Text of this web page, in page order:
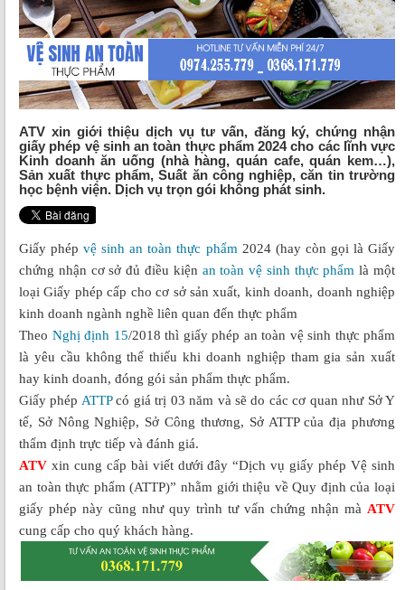
ATV xin giới thiệu dịch vụ tư vấn, đăng ký, chứng nhận
giấy phép vệ sinh an toàn thực phẩm 2024 cho các lĩnh vực
Kinh doanh ăn uống (nhà hàng, quán cafe, quán kem…),
Sản xuất thực phẩm, Suất ăn công nghiệp, căn tin trường
học bệnh viện. Dịch vụ trọn gói không phát sinh.
Giấy phépvệ sinhan toàn thực phẩm2024 (hay còn gọi là Giấy
chứng nhận cơ sở đủ điều kiện an toàn vệ sinh thực phẩm là một
loại Giấy phép cấp cho cơ sở sản xuất, kinh doanh, doanh nghiệp
kinh doanh ngành nghề liên quan đến thực phẩm
Theo Nghị định 15/2018 thì giấy phép an toàn vệ sinh thực phẩm
là yêu cầu không thể thiếu khi doanh nghiệp tham gia sản xuất
hay kinh doanh, đóng gói sản phẩm thực phẩm.
Giấy phép ATTPcó giá trị 03 năm và sẽ do các cơ quan như Sở Y
tế, Sở Nông Nghiệp, Sở Công thương, Sở ATTP của địa phương
thẩm định trực tiếp và đánh giá.
ATV xin cung cấp bài viết dưới đây “Dịch vụ giấy phép Vệ sinh
an toàn thực phẩm (ATTP)” nhằm giới thiệu về Quy định của loại
giấy phép này cũng như quy trình tư vấn chứng nhận mà ATV
cung cấp cho quý khách hàng.